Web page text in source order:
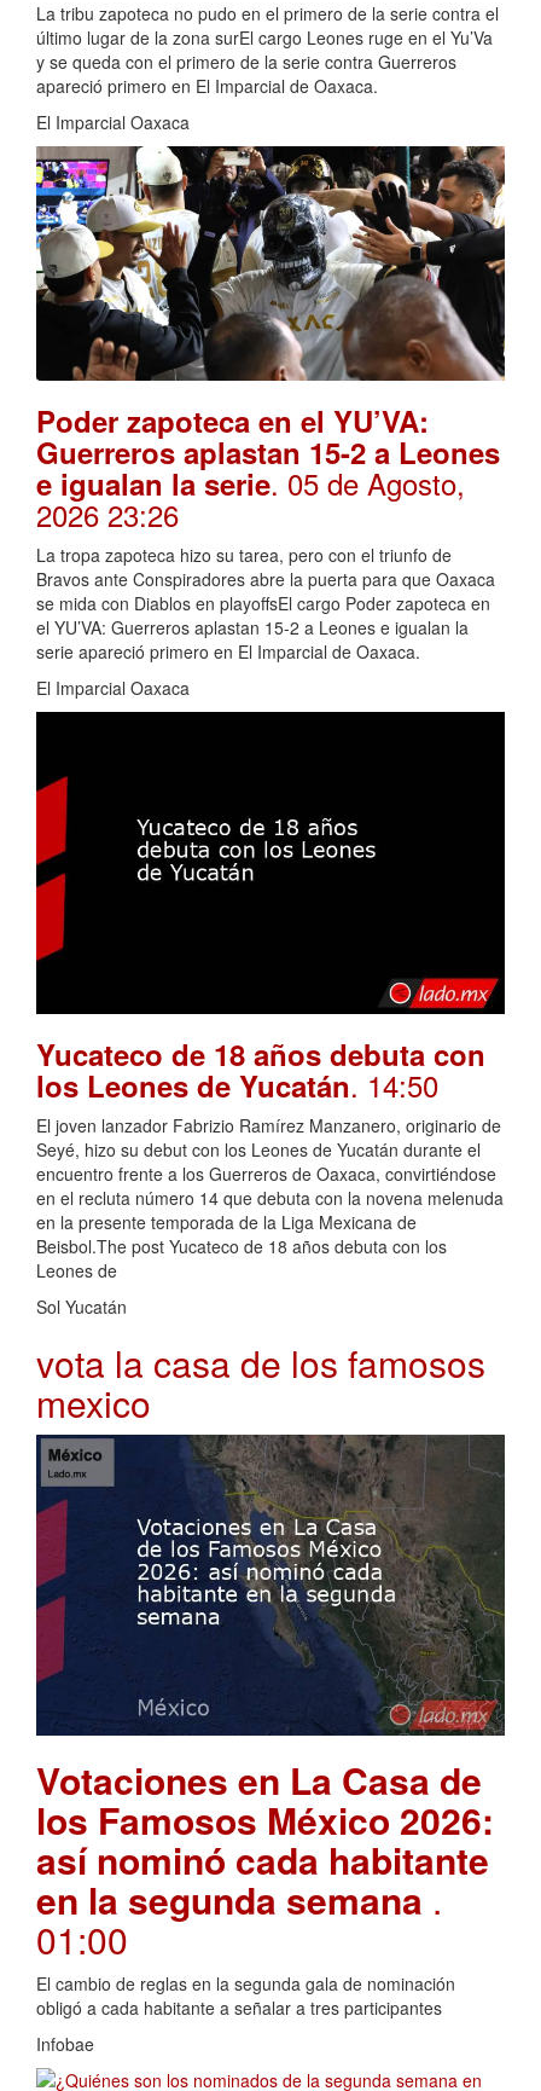
La tribu zapoteca no pudo en el primero de la serie contra el
último lugar de la zona surEl cargo Leones ruge en el Yu’Va
y se queda con el primero de la serie contra Guerreros
apareció primero en El Imparcial de Oaxaca.
El Imparcial Oaxaca
Poder zapoteca en el YU’VA:
Guerreros aplastan 15-2 a Leones
e igualan la serie. 05 de Agosto,
2026 23:26
La tropa zapoteca hizo su tarea, pero con el triunfo de
Bravos ante Conspiradores abre la puerta para que Oaxaca
se mida con Diablos en playoffsEl cargo Poder zapoteca en
el YU’VA: Guerreros aplastan 15-2 a Leones e igualan la
serie apareció primero en El Imparcial de Oaxaca.
El Imparcial Oaxaca
Yucateco de 18 años debuta con
los Leones de Yucatán. 14:50
El joven lanzador Fabrizio Ramírez Manzanero, originario de
Seyé, hizo su debut con los Leones de Yucatán durante el
encuentro frente a los Guerreros de Oaxaca, convirtiéndose
en el recluta número 14 que debuta con la novena melenuda
en la presente temporada de la Liga Mexicana de
Beisbol.The post Yucateco de 18 años debuta con los
Leones de
Sol Yucatán
vota la casa de los famosos
mexico
Votaciones en La Casa de
los Famosos México 2026:
así nominó cada habitante
en la segunda semana .
01:00
El cambio de reglas en la segunda gala de nominación
obligó a cada habitante a señalar a tres participantes
Infobae